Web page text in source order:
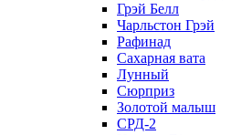
Грэй Белл
Чарльстон Грэй
Рафинад
Сахарная вата
Лунный
Сюрприз
Золотой малыш
СРД-2